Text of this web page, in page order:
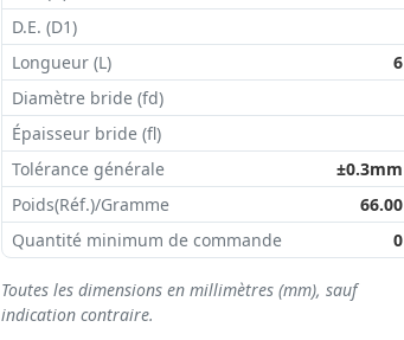
D.E. (D1)
Longueur (L)
6
Diamètre bride (fd)
Épaisseur bride (fl)
Tolérance générale
±0.3mm
Poids(Réf.)/Gramme
66.00
Quantité minimum de commande
0
Toutes les dimensions en millimètres (mm), sauf
indication contraire.